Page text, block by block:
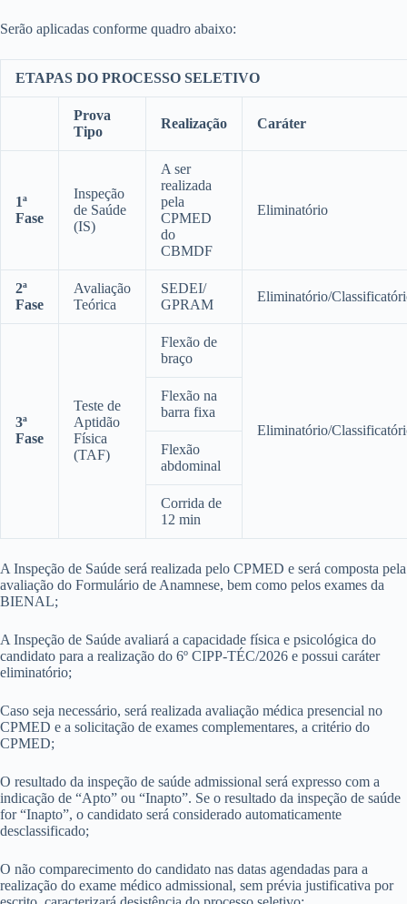
Serão aplicadas conforme quadro abaixo:
ETAPAS DO PROCESSO SELETIVO
Prova
Tipo
Realização Caráter
1ª
Fase
Inspeção
de Saúde
(IS)
A ser
realizada
pela
CPMED
do
CBMDF
Eliminatório
2ª
Fase
Avaliação
Teórica
SEDEI/
GPRAM
Eliminatório/
3ª
Fase
Teste de
Aptidão
Física
(TAF)
Flexão de
braço
Eliminatório/
Flexão na
barra fixa
Flexão
abdominal
Corrida de
12 min
A Inspeção de Saúde será realizada pelo CPMED e será composta pela
avaliação do Formulário de Anamnese, bem como pelos exames da
BIENAL;
A Inspeção de Saúde avaliará a capacidade física e psicológica do
candidato para a realização do 6º CIPP-TÉC/2026 e possui caráter
eliminatório;
Caso seja necessário, será realizada avaliação médica presencial no
CPMED e a solicitação de exames complementares, a critério do
CPMED;
O resultado da inspeção de saúde admissional será expresso com a
indicação de “Apto” ou “Inapto”. Se o resultado da inspeção de saúde
for “Inapto”, o candidato será considerado automaticamente
desclassificado;
O não comparecimento do candidato nas datas agendadas para a
realização do exame médico admissional, sem prévia justificativa por